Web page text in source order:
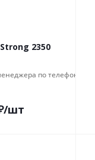
2350
по телефону
/шт